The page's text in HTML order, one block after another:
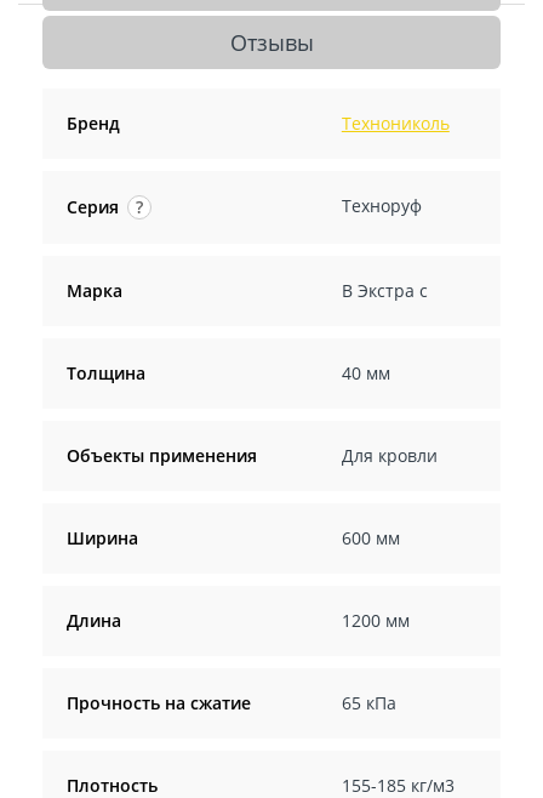
Отзывы
Бренд Технониколь
Серия ? Техноруф
Марка В Экстра с
Толщина 40 мм
Объекты применения Для кровли
Ширина 600 мм
Длина 1200 мм
Прочность на сжатие 65 кПа
Плотность 155-185 кг/м3